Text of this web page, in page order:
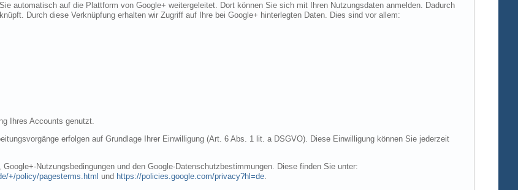
automatisch auf die Plattform von Google+ weitergeleitet. Dort können Sie sich mit Ihren Nutzungsdaten anmelden. Dadurch
Durch diese Verknüpfung erhalten wir Zugriff auf Ihre bei Google+ hinterlegten Daten. Dies sind vor allem:
Ihres Accounts genutzt.
erfolgen auf Grundlage Ihrer Einwilligung (Art. 6 Abs. 1 lit. a DSGVO). Diese Einwilligung können Sie jederzeit
Nutzungsbedingungen und den Google-Datenschutzbestimmungen. Diese finden Sie unter:
+/policy/pagesterms.html und https://policies.google.com/privacy?hl=de.